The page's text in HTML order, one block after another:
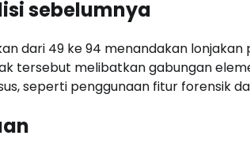
sebelumnya
dari 49 ke 94 menandakan
tersebut melibatkan gabungan
seperti penggunaan fitur forensik